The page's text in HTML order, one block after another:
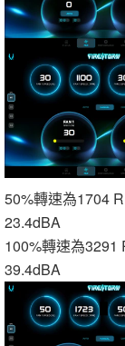
50%轉速為1704
23.4dBA
100%轉速為3291
39.4dBA